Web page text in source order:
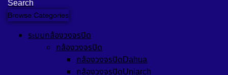
Search
Browse Categories
ระบบกล้องวงจรปิด
กล้องวงจรปิด
กล้องวงจรปิดDahua
กล้องวงจรปิดUniarch